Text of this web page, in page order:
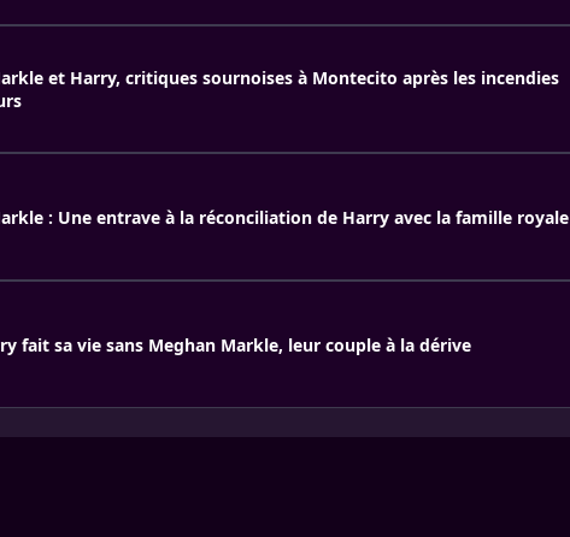
et Harry, critiques sournoises à Montecito après les incendies
: Une entrave à la réconciliation de Harry avec la famille royale
fait sa vie sans Meghan Markle, leur couple à la dérive